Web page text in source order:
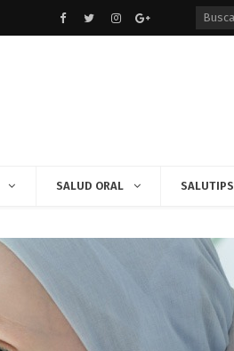
Facebook
TwitterinstagramGoogle+
SALUD ORAL SALUTIPS